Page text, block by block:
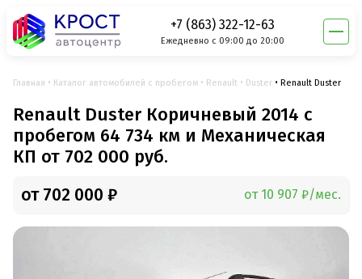
+7 (863) 322-12-63
Ежедневно с 09:00 до 20:00
Главная Каталог автомобилей с пробегом Renault Duster Renault Duster
Renault Duster Коричневый 2014 с
пробегом 64 734 км и Механическая
КП от 702 000 руб.
от 702 000 ₽ от 10 907 ₽/мес.